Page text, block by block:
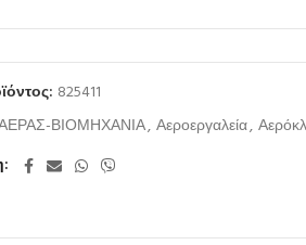
825411
ΒΙΟΜΗΧΑΝΙΑ, Αεροεργαλεία,